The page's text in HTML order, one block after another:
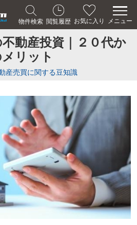
物件検索 閲覧履歴 お気に入り メニュー
動産投資｜２０代か
リット
産売買に関する豆知識